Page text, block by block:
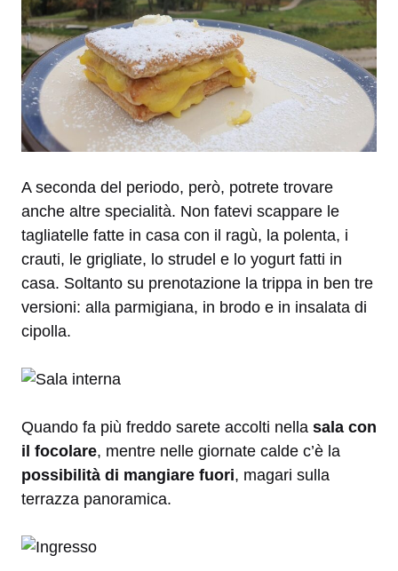
A seconda del periodo, però, potrete trovare
anche altre specialità. Non fatevi scappare le
tagliatelle fatte in casa con il ragù, la polenta, i
crauti, le grigliate, lo strudel e lo yogurt fatti in
casa. Soltanto su prenotazione la trippa in ben tre
versioni: alla parmigiana, in brodo e in insalata di
cipolla.
Quando fa più freddo sarete accolti nella sala con
il focolare, mentre nelle giornate calde c’è la
possibilità di mangiare fuori, magari sulla
terrazza panoramica.